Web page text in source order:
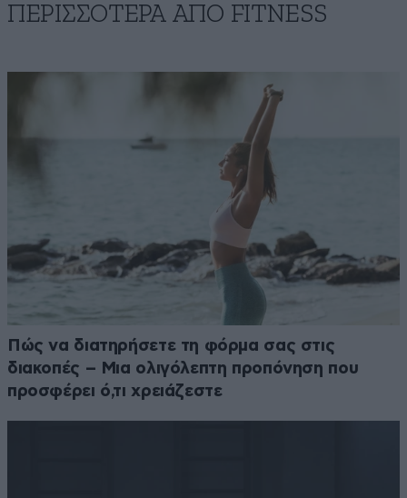
ΠΕΡΙΣΣΟΤΕΡΑ ΑΠΟ FITNESS
Πώς να διατηρήσετε τη φόρμα σας στις
διακοπές – Μια ολιγόλεπτη προπόνηση που
προσφέρει ό,τι χρειάζεστε